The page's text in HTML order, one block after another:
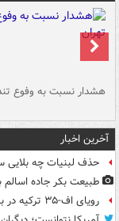
هشدار نسبت به وفوع
آخرین اخبار
حذف لبنیات چه بلایی
طبیعت بکر جاده اسالم
رویای اف-۳۵ ترکیه در بن‌بست